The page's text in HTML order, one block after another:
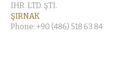
İHR. LTD. ŞTİ.
ŞIRNAK
Phone: +90 (486) 518 63 84